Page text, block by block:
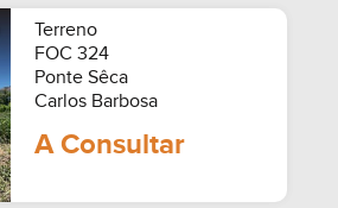
Terreno
FOC 324
Ponte Sêca
Carlos Barbosa
A Consultar